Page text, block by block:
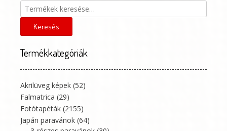
Keresés
a
következőre:
Keresés
Termékkategóriák
Akrilüveg képek (52)
Falmatrica (29)
Fotótapéták (2155)
Japán paravánok (64)